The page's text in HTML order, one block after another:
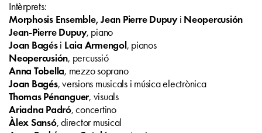
Intèrprets:
Morphosis Ensemble, Jean Pierre Dupuyi Neopercusión
Jean-Pierre Dupuy, piano
Joan Bagési Laia Armengol, pianos
Neopercusión, percussió
Anna Tobella, mezzo soprano
Joan Bagés, versions musicals i música electrònica
Thomas Pénanguer, visuals
Ariadna Padró, concertino
Àlex Sansó, director musical